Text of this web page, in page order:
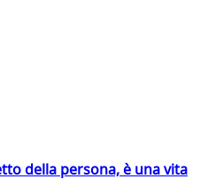
della persona, è una vita